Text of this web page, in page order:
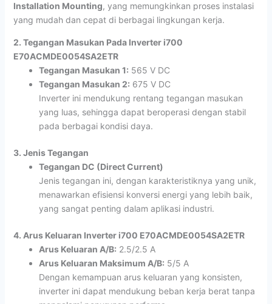
Installation Mounting, yang memungkinkan proses instalasi
yang mudah dan cepat di berbagai lingkungan kerja.
2. Tegangan Masukan Pada Inverter i700
E70ACMDE0054SA2ETR
Tegangan Masukan 1: 565 V DC
Tegangan Masukan 2: 675 V DC
Inverter ini mendukung rentang tegangan masukan
yang luas, sehingga dapat beroperasi dengan stabil
pada berbagai kondisi daya.
3. Jenis Tegangan
Tegangan DC (Direct Current)
Jenis tegangan ini, dengan karakteristiknya yang unik,
menawarkan efisiensi konversi energi yang lebih baik,
yang sangat penting dalam aplikasi industri.
4. Arus Keluaran Inverter i700 E70ACMDE0054SA2ETR
Arus Keluaran A/B: 2.5/2.5 A
Arus Keluaran Maksimum A/B: 5/5 A
Dengan kemampuan arus keluaran yang konsisten,
inverter ini dapat mendukung beban kerja berat tanpa